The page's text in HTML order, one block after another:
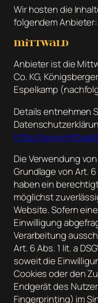
Wir hosten die
folgendem Anbieter:
Mittwald
Anbieter ist die
Co. KG,
Espelkamp
Details entnehmen
https://
Die Verwendung
Grundlage von Art. 6
haben ein
möglichst
Website. Sofern
Einwilligung
Verarbeitung
Art. 6 Abs. 1 lit. a
soweit die
Cookies oder den
Endgerät des
Fingerprinting) im